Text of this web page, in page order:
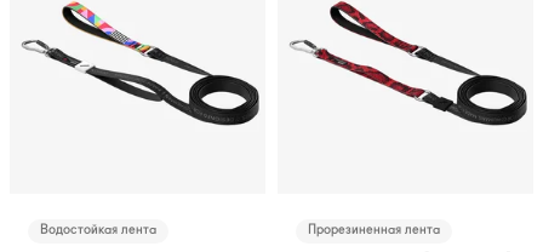
Водостойкая лента Прорезиненная лента